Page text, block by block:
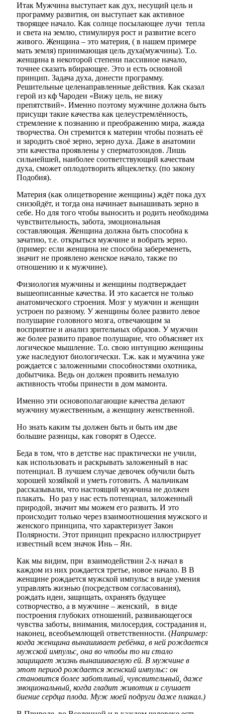
Итак Мужчина выступает как дух, несущий цель и
программу развития, он выступает как активное
творящее начало. Как солнце посылающее лучи тепла
и света на землю, стимулируя рост и развитие всего
живого. Женщина – это материя, ( в нашем примере
мать земля) принимающая цель духа(мужчины). Т.о.
женщина в некоторой степени пассивное начало,
точнее сказать вбирающее. Это и есть основной
принцип. Задача духа, донести программу.
Решительные целенаправленные действия. Как сказал
герой из кф Чародеи «Вижу цель, не вижу
препятствий». Именно поэтому мужчине должна быть
присущи такие качества как целеустремлённость,
стремление к познанию и преображению мира, жажда
творчества. Он стремится к материи чтобы познать её
и зародить своё зерно, зерно духа. Даже в анатомии
эти качества проявлены у сперматозоидов. Лишь
сильнейшей, наиболее соответствующий качествам
духа, сможет оплодотворить яйцеклетку. (по закону
Подобия).
Материя (как олицетворение женщины) ждёт пока дух
снизойдёт, и тогда она начинает вынашивать зерно в
себе. Но для того чтобы выносить и родить необходима
чувствительность, забота, эмоциональная
составляющая. Женщина должна быть способна к
зачатию, т.е. открыться мужчине и вобрать зерно.
(пример: если женщина не способна забеременеть,
значит не проявлено женское начало, также по
отношению и к мужчине).
Физиология мужчины и женщины подтверждает
вышеописанные качества. И это касается не только
анатомического строения. Мозг у мужчин и женщин
устроен по разному. У женщины более развито левое
полушарие головного мозга, отвечающим за
восприятие и анализ зрительных образов. У мужчин
же более развито правое полушарие, что объясняет их
логическое мышление. Т.о. свою интуицию женщины
уже наследуют биологически. Т.ж. как и мужчина уже
рождается с заложенными способностями охотника,
добытчика. Ведь он должен проявить немалую
активность чтобы принести в дом мамонта.
Именно эти основополагающие качества делают
мужчину мужественным, а женщину женственной.
Но знать каким ты должен быть и быть им две
большие разницы, как говорят в Одессе.
Беда в том, что в детстве нас практически не учили,
как использовать и раскрывать заложенный в нас
потенциал. В лучшем случае девочек обучили быть
хорошей хозяйкой и уметь готовить. А мальчикам
рассказывали, что настоящий мужчина не должен
плакать. Но раз у нас есть потенциал, заложенный
природой, значит мы можем его развить. И это
происходит только через взаимоотношения мужского и
женского принципа, что характеризует Закон
Полярности. Этот принцип прекрасно иллюстрирует
известный всем значок Инь – Ян.
Как мы видим, при взаимодействии 2-х начал в
каждом из них рождается третье, новое начало. В В
женщине рождается мужской импульс в виде умения
управлять жизнью (посредством согласования),
рождать идеи, защищать, охранять будущее
сотворчество, а в мужчине – женский, в виде
построения глубоких отношений, развивающегося
чувства заботы, внимания, милосердия, сострадания и,
наконец, всеобъемлющей ответственности. (Например:
когда женщина вынашивает ребёнка, в ней рождается
мужской импульс, она во чтобы то ни стало
защищает жизнь вынашиваемую ей. В мужчине в
этот период рождается женский импульс: он
становится более заботливый, чувсвительный, даже
эмоциональный, когда гладит животик и слушает
биение сердца плода. Муж моей подруги даже плакал.)